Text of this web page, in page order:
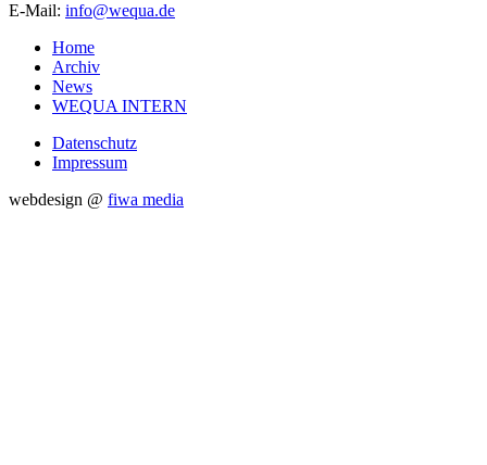
E-Mail: info@wequa.de
Home
Archiv
News
WEQUA INTERN
Datenschutz
Impressum
webdesign @ fiwa media